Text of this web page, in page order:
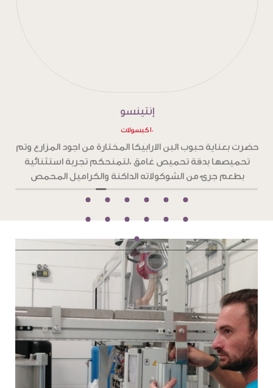
إنتينسو
١٠ كبسولات
حضرت بعناية حبوب البن الارابيكا المختارة من اجود المزارع وتم
تحميصها بدقة تحميص غامق ،لتمنحكم تجربة استثنائية
بطعم جرئ من الشوكولاته الداكنة والكراميل المحمص